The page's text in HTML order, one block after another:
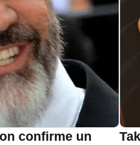
confirme un